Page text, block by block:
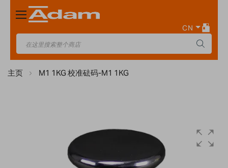
Toggle
Nav
CN
主页 M1 1KG 校准砝码-M1 1KG